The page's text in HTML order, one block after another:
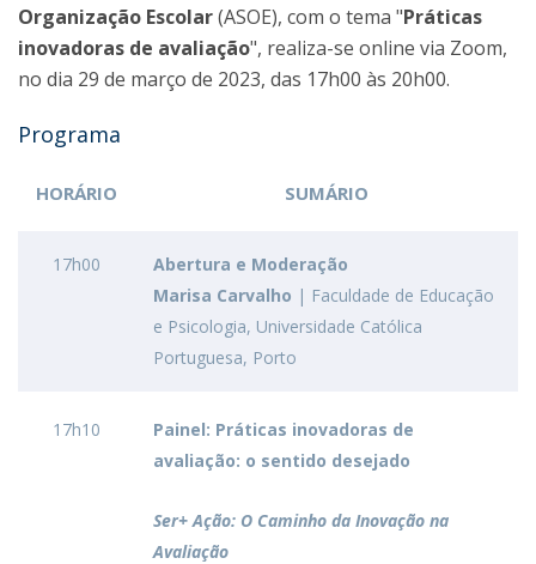
Organização Escolar(ASOE), com o tema "Práticas
inovadoras de avaliação", realiza-se online via Zoom,
no dia 29 de março de 2023, das 17h00 às 20h00.
Programa
HORÁRIO SUMÁRIO
17h00
Abertura e Moderação
Marisa Carvalho | Faculdade de Educação
e Psicologia, Universidade Católica
Portuguesa, Porto
17h10 Painel: Práticas inovadoras de
avaliação: o sentido desejado
Ser+ Ação: O Caminho da Inovação na
Avaliação